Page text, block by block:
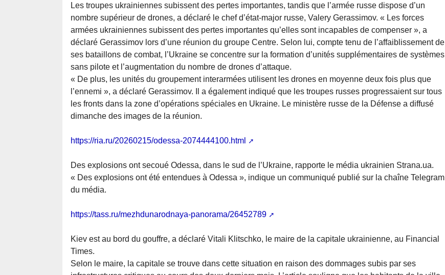
Les troupes ukrainiennes subissent des pertes importantes, tandis que l’armée russe dispose d’un
nombre supérieur de drones, a déclaré le chef d’état-major russe, Valery Gerassimov. « Les forces
armées ukrainiennes subissent des pertes importantes qu’elles sont incapables de compenser », a
déclaré Gerassimov lors d’une réunion du groupe Centre. Selon lui, compte tenu de l’affaiblissement de
ses bataillons de combat, l’Ukraine se concentre sur la formation d’unités supplémentaires de systèmes
sans pilote et l’augmentation du nombre de drones d’attaque.
« De plus, les unités du groupement interarmées utilisent les drones en moyenne deux fois plus que
l’ennemi », a déclaré Gerassimov. Il a également indiqué que les troupes russes progressaient sur tous
les fronts dans la zone d’opérations spéciales en Ukraine. Le ministère russe de la Défense a diffusé
dimanche des images de la réunion.
https://ria.ru/20260215/odessa-2074444100.html
Des explosions ont secoué Odessa, dans le sud de l’Ukraine, rapporte le média ukrainien Strana.ua.
« Des explosions ont été entendues à Odessa », indique un communiqué publié sur la chaîne Telegram
du média.
https://tass.ru/mezhdunarodnaya-panorama/26452789
Kiev est au bord du gouffre, a déclaré Vitali Klitschko, le maire de la capitale ukrainienne, au Financial
Times.
Selon le maire, la capitale se trouve dans cette situation en raison des dommages subis par ses